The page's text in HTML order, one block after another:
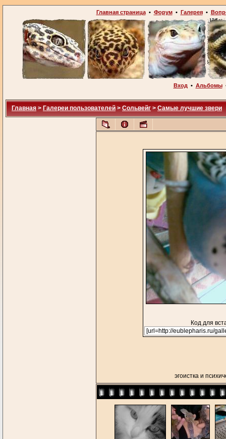
Главная страница• Форум• Галерея•
Вход • Альбомы
Главная > Галереи пользователей > Сольвейг > Самые лучшие звери
Код для
эгоистка и